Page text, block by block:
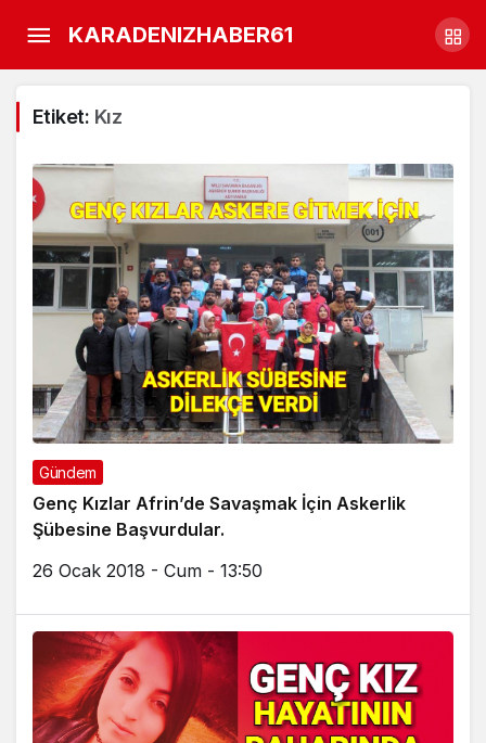
KARADENIZHABER61
Etiket: Kız
Gündem
Genç Kızlar Afrin’de Savaşmak İçin Askerlik
Şübesine Başvurdular.
26 Ocak 2018 - Cum - 13:50